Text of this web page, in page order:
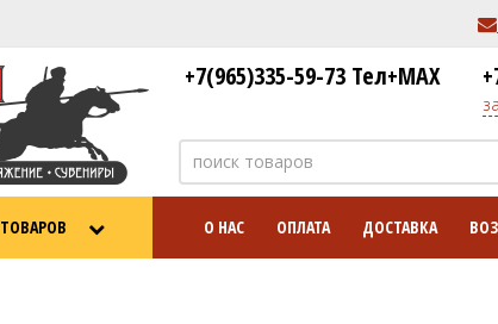
+7(965)335-59-73 Тел+MAX
О НАС ОПЛАТА ДОСТАВКА